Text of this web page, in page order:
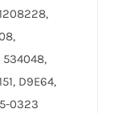
534048,
D9E64,
0323